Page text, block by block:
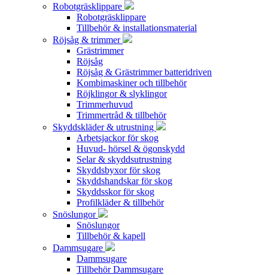
Robotgräsklippare
Robotgräsklippare
Tillbehör & installationsmaterial
Röjsåg & trimmer
Grästrimmer
Röjsåg
Röjsåg & Grästrimmer batteridriven
Kombimaskiner och tillbehör
Röjklingor & slyklingor
Trimmerhuvud
Trimmertråd & tillbehör
Skyddskläder & utrustning
Arbetsjackor för skog
Huvud- hörsel & ögonskydd
Selar & skyddsutrustning
Skyddsbyxor för skog
Skyddshandskar för skog
Skyddsskor för skog
Profilkläder & tillbehör
Snöslungor
Snöslungor
Tillbehör & kapell
Dammsugare
Dammsugare
Tillbehör Dammsugare